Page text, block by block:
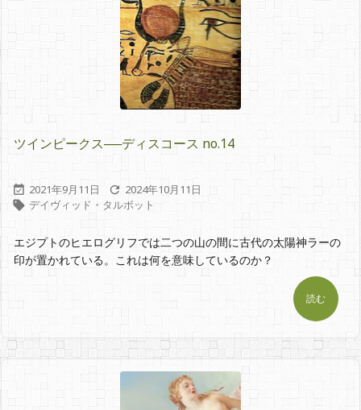
ツインピークス──ディスコース no.14
 2021年9月11日  2024年10月11日
 デイヴィッド・タルボット
エジプトのヒエログリフでは二つの山の間に古代の太陽神ラーの
印が置かれている。これは何を意味しているのか？
読む